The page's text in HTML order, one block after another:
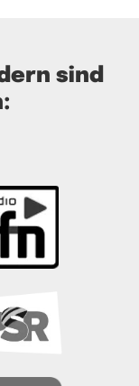
sind